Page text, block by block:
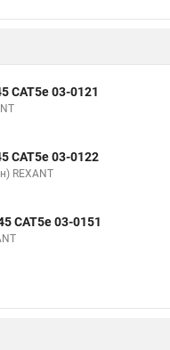
CAT5e 03-0121
CAT5e 03-0122
REXANT
CAT5e 03-0151